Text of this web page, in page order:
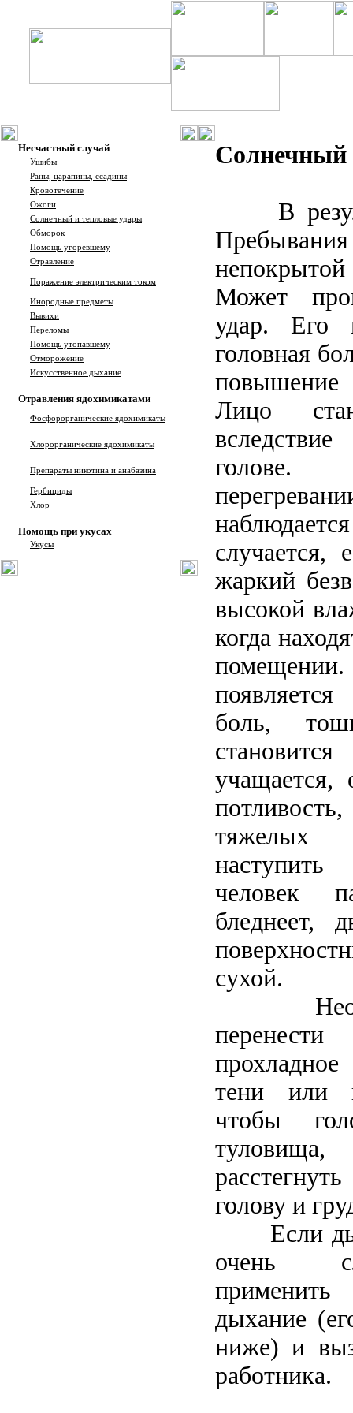
Несчастный случай
Ушибы
Раны, царапины, ссадины
Кровотечение
Ожоги
Солнечный и тепловые удары
Обморок
Помощь угоревшему
Отравление
Поражение электрическим током
Инородные предметы
Вывихи
Переломы
Помощь утопавшему
Отморожение
Искусственное дыхание
Отравления ядохимикатами
Фосфорорганические ядохимикаты
Хлорорганические ядохимикаты
Препараты никотина и анабазина
Гербициды
Хлор
Помощь при укусах
Укусы
Солнечный
В
Может
удар. Его
головная
повышение
Лицо
случается,
жаркий
высокой
когда
боль,
учащается,
тяжелых
наступить
человек
бледнеет,
сухой.
тени или
чтобы
голову и
Если
очень
дыхание
ниже) и
работника.